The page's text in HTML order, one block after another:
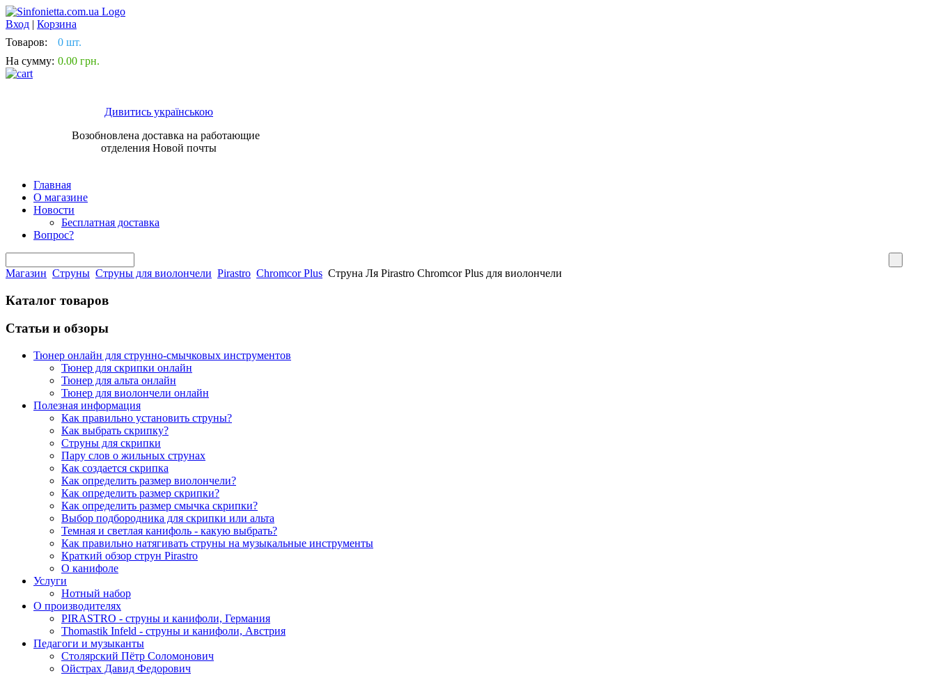
Вход | Корзина
Товаров:
0 шт.
На сумму: 0.00 грн.
Дивитись українською
Возобновлена доставка на работающие
отделения Новой почты
Главная
О магазине
Новости
Бесплатная доставка
Вопрос?
Магазин Струны Струны для виолончели Pirastro Chromcor Plus Струна Ля Pirastro Chromcor Plus для виолончели
Каталог товаров
Статьи и обзоры
Тюнер онлайн для струнно-смычковых инструментов
Тюнер для скрипки онлайн
Тюнер для альта онлайн
Тюнер для виолончели онлайн
Полезная информация
Как правильно установить струны?
Как выбрать скрипку?
Струны для скрипки
Пару слов о жильных струнах
Как создается скрипка
Как определить размер виолончели?
Как определить размер скрипки?
Как определить размер смычка скрипки?
Выбор подбородника для скрипки или альта
Темная и светлая канифоль - какую выбрать?
Как правильно натягивать струны на музыкальные инструменты
Краткий обзор струн Pirastro
О канифоле
Услуги
Нотный набор
О производителях
PIRASTRO - струны и канифоли, Германия
Thomastik Infeld - струны и канифоли, Австрия
Педагоги и музыканты
Столярский Пётр Соломонович
Ойстрах Давид Федорович